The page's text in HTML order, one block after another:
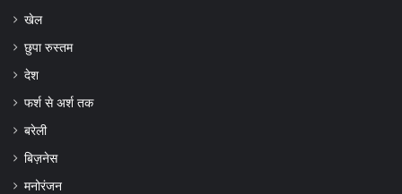
खेल
छुपा रुस्तम
देश
फर्श से अर्श तक
बरेली
बिज़नेस
मनोरंजन